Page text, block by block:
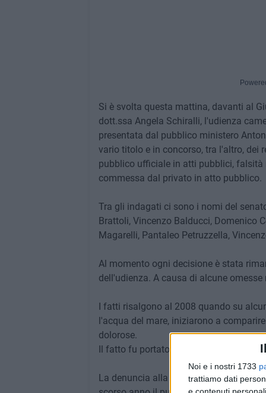
Noi e i nostri 1733
trattiamo dati
Si è svolta questa mattina, davanti al
dott.ssa Angela Schiralli, l'udienza
presentata dal pubblico ministero
vario titolo e in concorso, tra l'altro, dei
pubblico ufficiale in atti pubblici,
commessa dal privato in atto pubblico.
Tra gli indagati ci sono i nomi del
Brattoli, Vincenzo Balducci, Domenico
Magarelli, Pantaleo Petruzzella,
Al momento ogni decisione è stata
dell'udienza. A causa di alcune
I fatti risalgono al 2008 quando su
l'acqua del mare, iniziarono a
dolorose.
Il fatto fu portato alla ribalta anche dai
La denuncia alla Procura di Trani fece